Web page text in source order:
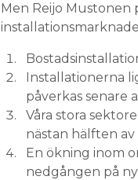
Men Reijo Mustonen
Installationerna
påverkas senare
Våra stora
nästan hälften
En ökning inom
nedgången på